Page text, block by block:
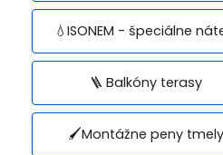
💧ISONEM - špeciálne
🪜 Balkóny terasy
🖌️Montážne peny tmely